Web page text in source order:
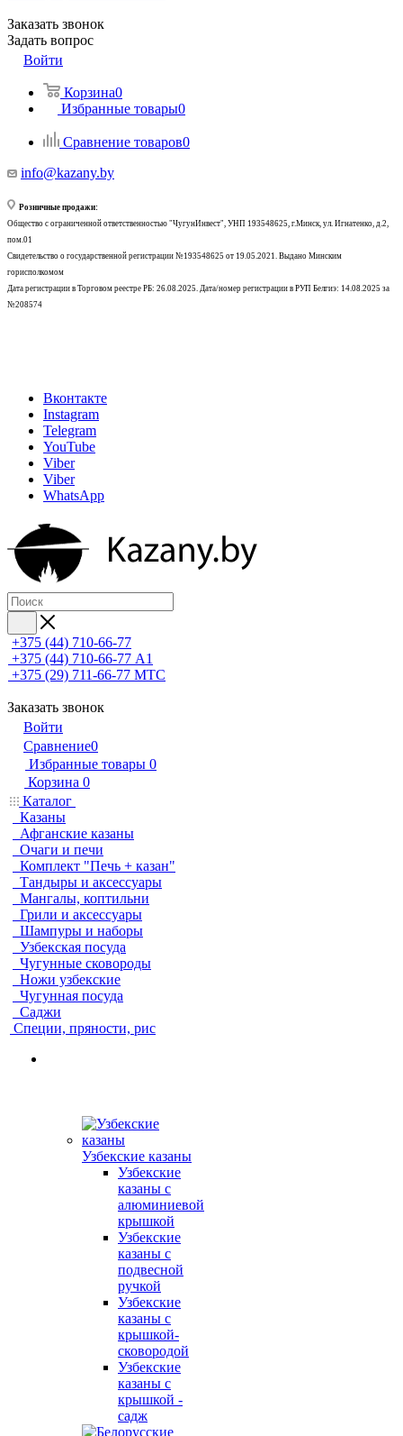
Заказать звонок
Задать вопрос
Войти
Корзина0
Избранные товары0
Сравнение товаров0
info@kazany.by
Розничные продажи:
Общество с ограниченной ответственностью "ЧугунИнвест", УНП 193548625, г.Минск, ул. Игнатенко, д.2,
пом.01
Свидетельство о государственной регистрации №193548625 от 19.05.2021. Выдано Минским
горисполкомом
Дата регистрации в Торговом реестре РБ: 26.08.2025. Дата/номер регистрации в РУП Белгиэ: 14.08.2025 за
№208574
Вконтакте
Instagram
Telegram
YouTube
Viber
Viber
WhatsApp
+375 (44) 710-66-77
+375 (44) 710-66-77 А1
+375 (29) 711-66-77 МТС
Заказать звонок
Войти
Сравнение0
Избранные товары 0
Корзина 0
Каталог
Казаны
Афганские казаны
Очаги и печи
Комплект "Печь + казан"
Тандыры и аксессуары
Мангалы, коптильни
Грили и аксессуары
Шампуры и наборы
Узбекская посуда
Чугунные сковороды
Ножи узбекские
Чугунная посуда
Саджи
Специи, пряности, рис
Узбекские казаны
Узбекские
казаны с
алюминиевой
крышкой
Узбекские
казаны с
подвесной
ручкой
Узбекские
казаны с
крышкой-
сковородой
Узбекские
казаны с
крышкой -
садж